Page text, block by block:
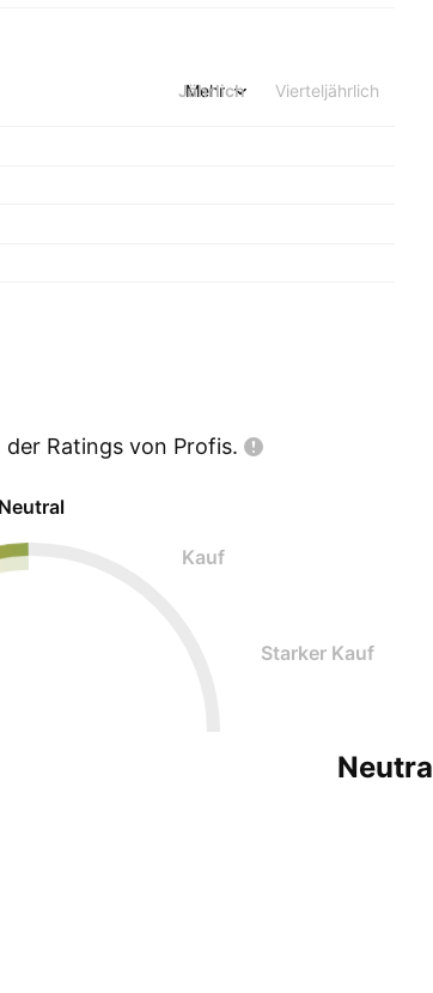
Jährlich Vierteljährlich
Mehr
der Ratings von Profis.
Neutral
Kauf
Starker Kauf